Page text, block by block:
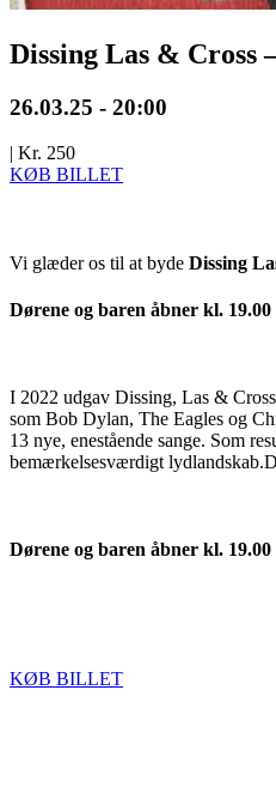
Dissing Las & Cross
26.03.25 - 20:00
| Kr. 250
KØB BILLET
Vi glæder os til at byde Dissing
Dørene og baren åbner kl. 19.00
I 2022 udgav Dissing, Las &
som Bob Dylan, The Eagles og
13 nye, enestående sange. Som
bemærkelsesværdigt
Dørene og baren åbner kl.
KØB BILLET